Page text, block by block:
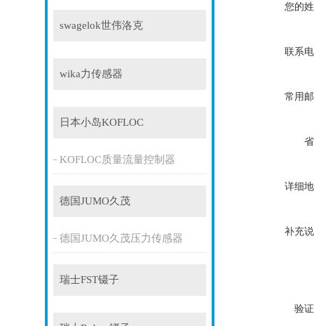
swagelok世伟洛克
wika力传感器
日本小岛KOFLOC
KOFLOC质量流量控制器
德国JUMO久茂
德国JUMO久茂压力传感器
瑞士FST镊子
您的
联系
常用
详细
补充
验